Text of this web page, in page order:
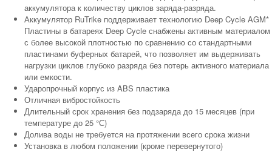
аккумулятора к количеству циклов заряда-разряда.
Аккумулятор RuTrike поддерживает технологию Deep Cycle AGM*
Пластины в батареях Deep Cycle снабжены активным материалом
с более высокой плотностью по сравнению со стандартными
пластинами буферных батарей, что позволяет им выдерживать
нагрузки циклов глубоко разряда без потерь активного материала
или емкости.
Ударопрочный корпус из ABS пластика
Отличная вибростойкость
Длительный срок хранения без подзаряда до 15 месяцев (при
температуре до 25 °С)
Долива воды не требуется на протяжении всего срока жизни
Установка в любом положении (кроме перевернутого)